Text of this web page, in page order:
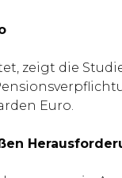
zeigt die
Euro.